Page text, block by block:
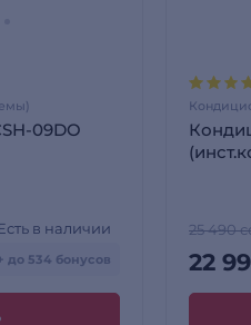
09DO
в наличии
до 534 бонусов
25 490
22